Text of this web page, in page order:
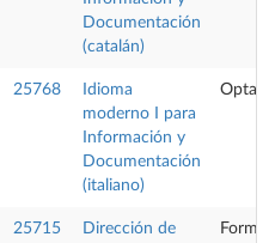
Documentación
(catalán)
25768
Idioma
moderno I para
Información y
Documentación
(italiano)
25715
Dirección de